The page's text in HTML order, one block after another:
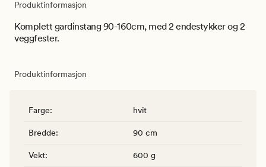
Produktinformasjon
Komplett gardinstang 90-160cm, med 2 endestykker og 2
veggfester.
Produktinformasjon
Farge: hvit
Bredde: 90 cm
Vekt: 600 g